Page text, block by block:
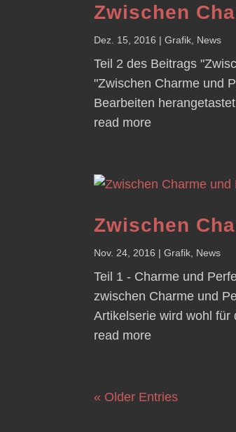
Zwischen
Dez. 15, 2016 |Grafik News
Teil 2 des Beitrags
"Zwischen Charme und
Bearbeiten
read more
Zwischen
Nov. 24, 2016 |Grafik News
Teil 1 - Charme und
zwischen Charme und
Artikelserie wird wohl für
read more
« Older Entries